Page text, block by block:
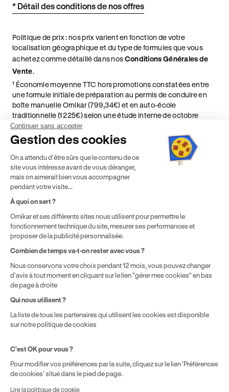
* Détail des conditions de nos offres
Politique de prix : nos prix varient en fonction de votre
localisation géographique et du type de formules que vous
achetez comme détaillé dans nosConditions Générales de
Vente.
¹ Économie moyenne TTC hors promotions constatées entre
une formule initiale de préparation au permis de conduire en
boîte manuelle Ornikar (799,34€) et en auto-école
traditionnelle (1 225€) selon une étude interne de octobre
2024. Étude menée sur le marché des auto-écoles situées en
France métropolitaine & en outre-mer.
² Le prix de référence auquel est appliqué cette réduction
dépend de la zone géographique dans laquelle vous souhaitez
effectuer vos heures de conduite conformément à l'Article 6
de nos Conditions Générales de Vente
⁵ Montant du financement CPF variable selon les droits acquis
par chaque bénéficiaire. Exemple donné pour un titulaire
solde disponible sur le Compte Personnel de Formation et du
prix de la formation choisie.
Continuer sans accepter
Gestion des cookies
On a attendu d'être sûrs que le contenu de ce
site vous intéresse avant de vous déranger,
mais on aimerait bien vous accompagner
pendant votre visite...
À quoi on sert ?
Ornikar et ses différents sites nous utilisent pour permettre le
fonctionnement technique du site, mesurer ses performances et
proposer de la publicité personnalisée.
Combien de temps va-t-on rester avec vous ?
Nous conservons votre choix pendant 12 mois, vous pouvez changer
d'avis à tout moment en cliquant sur le lien "gérer mes cookies" en bas
de page à droite
Qui nous utilisent ?
La liste de tous les partenaires qui utilisent les cookies est disponible
sur notre politique de cookies
C'est OK pour vous ?
Pour modifier vos préférences par la suite, cliquez sur le lien 'Préférences
de cookies' situé dans le pied de page.
Lire la politique de cookie